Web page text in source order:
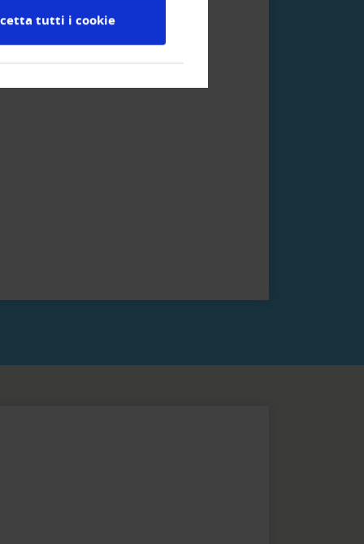
tutti i cookie
pagamenti rateali e li